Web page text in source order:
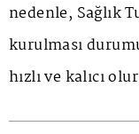
nedenle, Sağlık
kurulması
hızlı ve kalıcı